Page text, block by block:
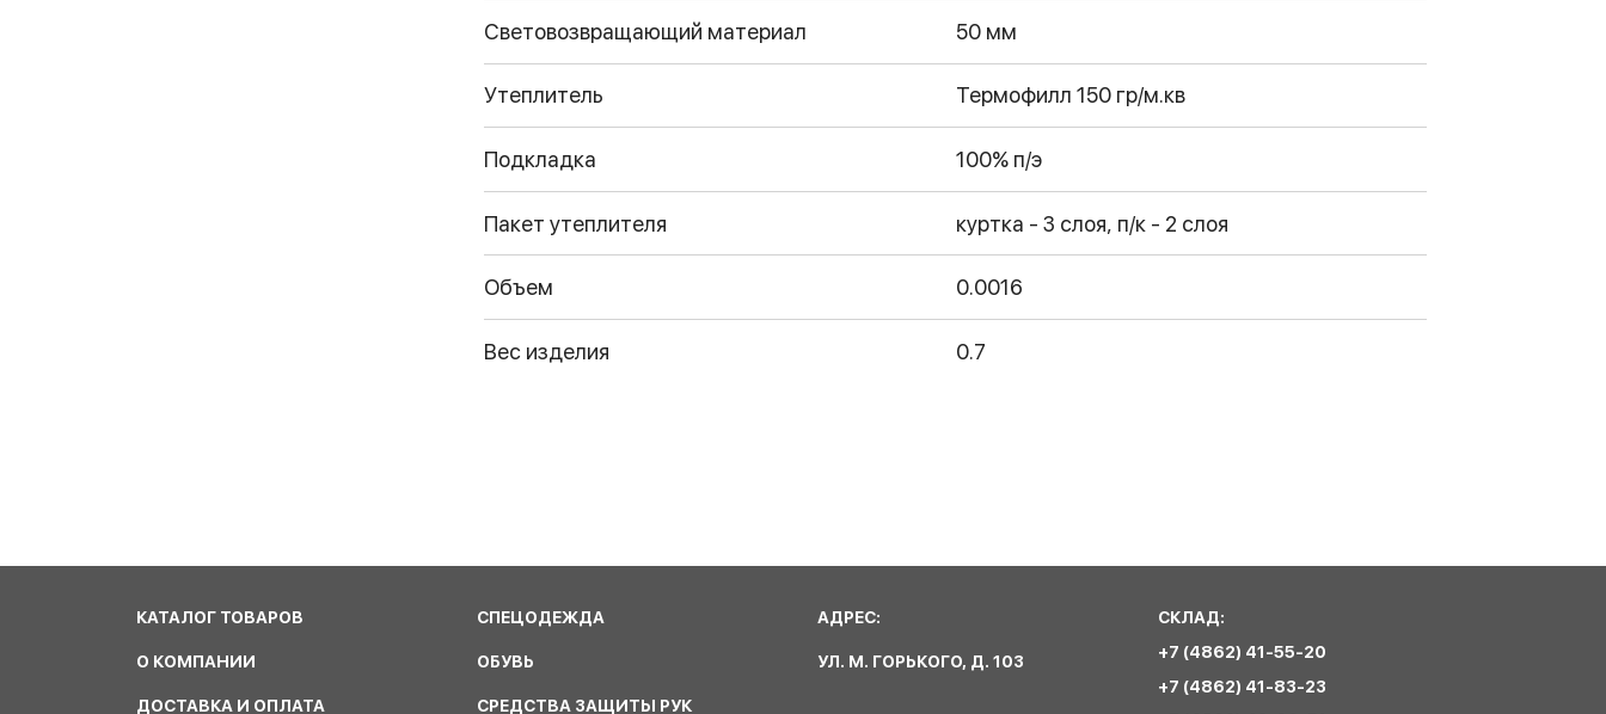
Световозвращающий материал 50 мм
Утеплитель Термофилл 150 гр/м.кв
Подкладка 100% п/э
Пакет утеплителя куртка - 3 слоя, п/к - 2 слоя
Объем 0.0016
Вес изделия 0.7
КАТАЛОГ ТОВАРОВ
О КОМПАНИИ
ДОСТАВКА И ОПЛАТА
СПЕЦОДЕЖДА
ОБУВЬ
СРЕДСТВА ЗАЩИТЫ РУК
АДРЕС:
УЛ. М. ГОРЬКОГО, Д. 103
СКЛАД:
+7 (4862) 41-55-20
+7 (4862) 41-83-23